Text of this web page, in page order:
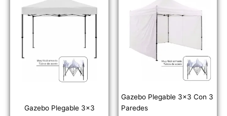
Gazebo Plegable 3×3
Gazebo Plegable 3×3 Con 3
Paredes